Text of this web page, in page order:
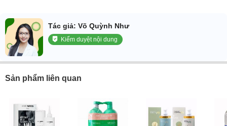
Tác giả: Võ Quỳnh Như
Kiểm duyệt nội dung
Sản phẩm liên quan